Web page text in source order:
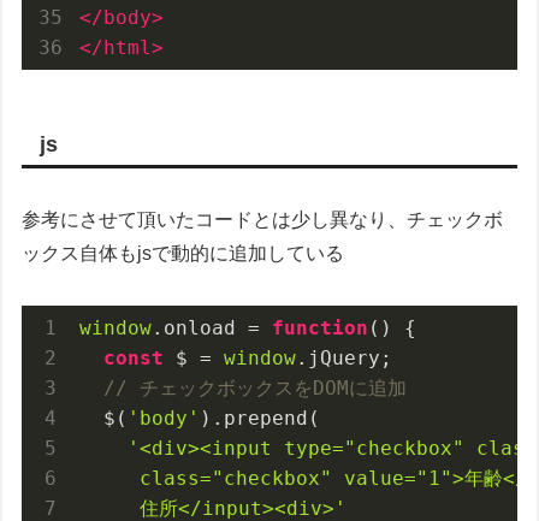
</body>
</html>
js
参考にさせて頂いたコードとは少し異なり、チェックボ
ックス自体もjsで動的に追加している
window.onload = function ( ) {
const $ = window
// チェックボックスをDOMに追加
  $(
'body'
'<div><input type="checkbox"
class="checkbox" value="1">年齢
     住所</input><div>'